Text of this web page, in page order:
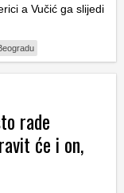
a Vučić ga slijedi
rade
će i on,